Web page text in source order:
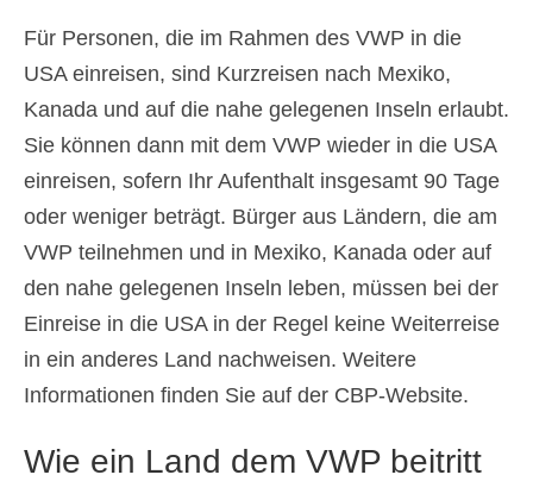
Für Personen, die im Rahmen des VWP in die
USA einreisen, sind Kurzreisen nach Mexiko,
Kanada und auf die nahe gelegenen Inseln erlaubt.
Sie können dann mit dem VWP wieder in die USA
einreisen, sofern Ihr Aufenthalt insgesamt 90 Tage
oder weniger beträgt. Bürger aus Ländern, die am
VWP teilnehmen und in Mexiko, Kanada oder auf
den nahe gelegenen Inseln leben, müssen bei der
Einreise in die USA in der Regel keine Weiterreise
in ein anderes Land nachweisen. Weitere
Informationen finden Sie auf der CBP-Website.
Wie ein Land dem VWP beitritt